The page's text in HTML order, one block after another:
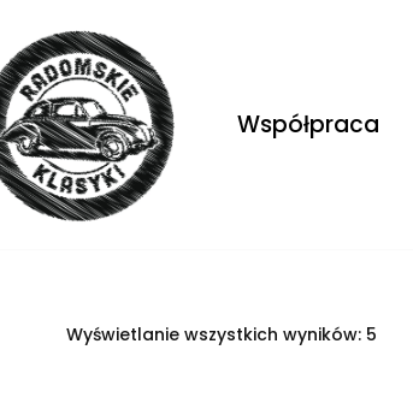
Współpraca
Wyświetlanie wszystkich wyników: 5